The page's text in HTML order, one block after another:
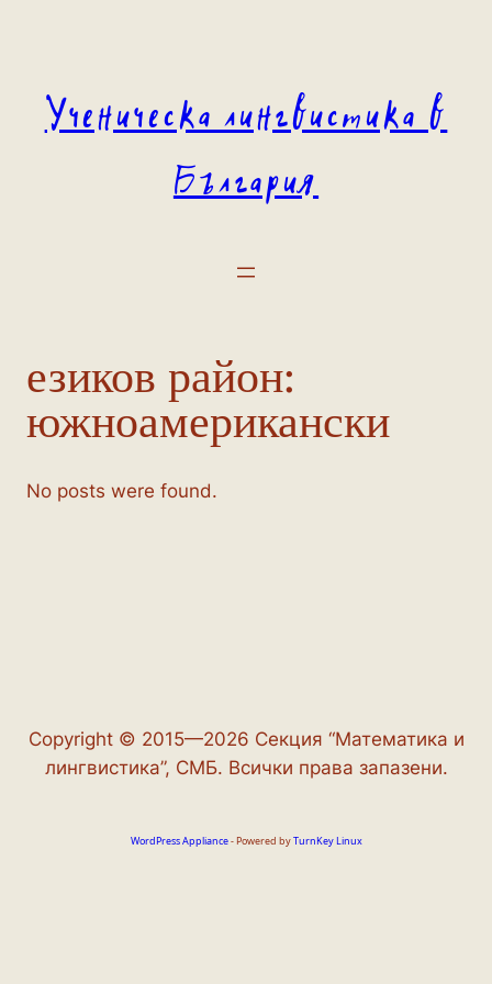
Ученическа лингвистика в
България
езиков район:
южноамерикански
No posts were found.
Copyright © 2015—2026 Секция “Математика и
лингвистика”, СМБ. Всички права запазени.
WordPress Appliance- Powered byTurnKey Linux